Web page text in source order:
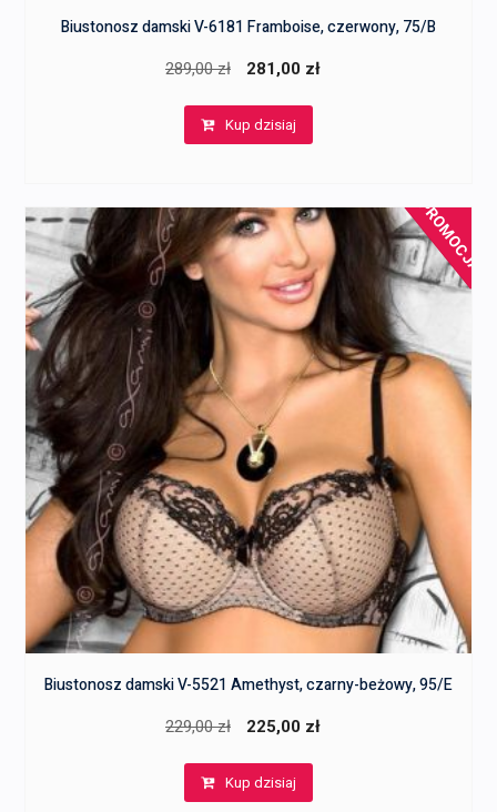
Biustonosz damski V-6181 Framboise, czerwony, 75/B
289,00zł
Pierwotna
wynosiła:
281,00 zł
Kup dzisiaj
PROMOCJA!
Biustonosz damski V-5521 Amethyst, czarny-beżowy, 95/E
229,00zł
Pierwotna
wynosiła:
225,00 zł
Kup dzisiaj